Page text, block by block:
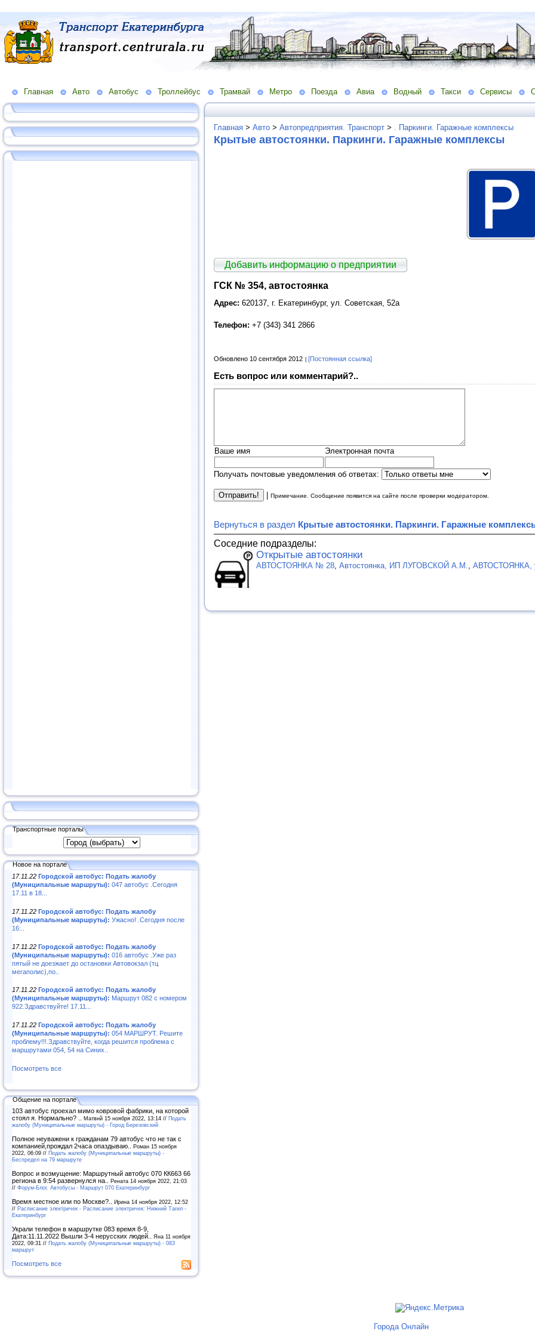
Главная Авто Автобус Троллейбус Трамвай Метро Поезда Авиа Водный Такси Сервисы
Транспортные порталы
Новое на портале
17.11.22 Городской автобус: Подать жалобу
(Муниципальные маршруты): 047 автобус .Сегодня
17.11 в 18...
17.11.22 Городской автобус: Подать жалобу
(Муниципальные маршруты): Ужасно! .Сегодня после
16:..
17.11.22 Городской автобус: Подать жалобу
(Муниципальные маршруты): 016 автобус .Уже раз
пятый не доезжает до остановки Автовокзал (тц
мегаполис),по..
17.11.22 Городской автобус: Подать жалобу
(Муниципальные маршруты): Маршрут 082 с номером
922.Здравствуйте! 17.11...
17.11.22 Городской автобус: Подать жалобу
(Муниципальные маршруты): 054 МАРШРУТ. Решите
проблему!!!.Здравствуйте, когда решится проблема с
маршрутами 054, 54 на Синих..
Посмотреть все
Общение на портале
103 автобус проехал мимо ковровой фабрики, на которой
стоял я. Нормально? .. Матвнй 15 ноября 2022, 13:14 // Подать
жалобу (Муниципальные маршруты) - Город Березовский
Полное неуважени к гражданам 79 автобус что не так с
компанией,прождал 2часа опаздываю.. Роман 15 ноября
2022, 06:09 // Подать жалобу (Муниципальные маршруты) -
Беспредел на 79 маршруте
Вопрос и возмущение: Маршрутный автобус 070 КК663 66
региона в 9:54 развернулся на.. Рената 14 ноября 2022, 21:03
// Форум-Блог. Автобусы - Маршрут 070 Екатеринбург
Время местное или по Москве?.. Ирина 14 ноября 2022, 12:52
// Расписание электричек - Расписание электричек: Нижний Тагил -
Екатеринбург
Украли телефон в маршрутке 083 время 8-9,
Дата:11.11.2022 Вышли 3-4 нерусских людей.. Яна 11 ноября
2022, 09:31 // Подать жалобу (Муниципальные маршруты) - 083
маршрут
Посмотреть все
Главная > Авто > Автопредприятия. Транспорт > . Паркинги. Гаражные комплексы
Крытые автостоянки. Паркинги. Гаражные комплексы
Добавить информацию о предприятии
ГСК № 354, автостоянка
Адрес: 620137, г. Екатеринбург, ул. Советская, 52а
Телефон: +7 (343) 341 2866
Обновлено 10 сентября 2012 [Постоянная ссылка]
Есть вопрос или комментарий?..
Ваше имя Электронная почта
Получать почтовые уведомления об ответах:
Примечание. Сообщение появится на сайте после проверки модератором.
Вернуться в раздел Крытые автостоянки. Паркинги. Гаражные
Соседние подразделы:
Открытые автостоянки
АВТОСТОЯНКА № 28, Автостоянка, ИП ЛУГОВСКОЙ А.М., АВТОСТОЯНКА,
Города Онлайн